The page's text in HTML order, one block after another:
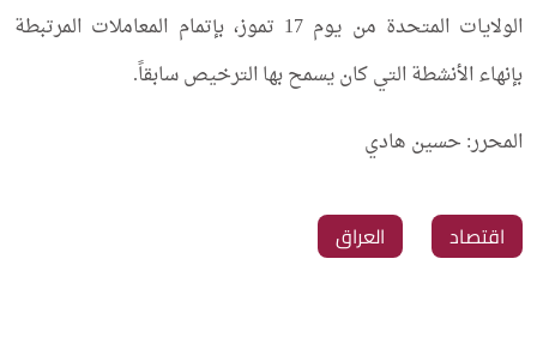
الولايات المتحدة من يوم 17 تموز، بإتمام المعاملات المرتبطة
بإنهاء الأنشطة التي كان يسمح بها الترخيص سابقاً.
المحرر: حسين هادي
اقتصاد العراق